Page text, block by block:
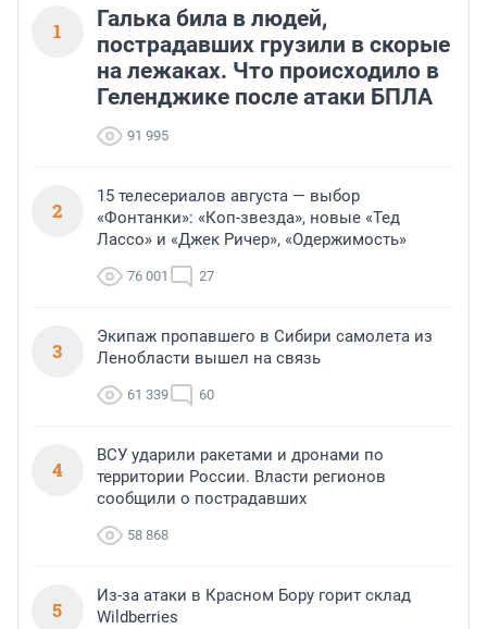
1
Галька била в людей,
пострадавших грузили в скорые
на лежаках. Что происходило в
Геленджике после атаки БПЛА
91 995
2
15 телесериалов августа — выбор
«Фонтанки»: «Коп-звезда», новые «Тед
Лассо» и «Джек Ричер», «Одержимость»
76 001 27
3
Экипаж пропавшего в Сибири самолета из
Ленобласти вышел на связь
61 339 60
4
ВСУ ударили ракетами и дронами по
территории России. Власти регионов
сообщили о пострадавших
58 868
5
Из-за атаки в Красном Бору горит склад
Wildberries